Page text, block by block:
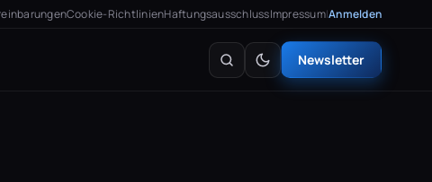
Cookie-RichtlinienHaftungsausschlussImpressum|Anmelden
Newsletter